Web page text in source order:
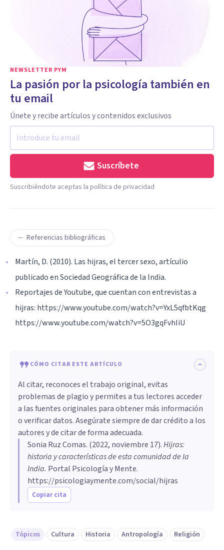
NEWSLETTER PYM
La pasión por la psicología también en
tu email
Únete y recibe artículos y contenidos exclusivos
Suscríbete
Suscribiéndote aceptas la política de privacidad
Referencias bibliográficas
Martín, D. (2010). Las hijras, el tercer sexo, artículio
publicado en Sociedad Geográfica de la India.
Reportajes de Youtube, que cuentan con entrevistas a
hijras: https://www.youtube.com/watch?v=YxL5qfbtKqg
https://www.youtube.com/watch?v=5O3gqFvhIiU
CÓMO CITAR ESTE ARTÍCULO
Al citar, reconoces el trabajo original, evitas
problemas de plagio y permites a tus lectores acceder
a las fuentes originales para obtener más información
o verificar datos. Asegúrate siempre de dar crédito a los
autores y de citar de forma adecuada.
Sonia Ruz Comas. (2022, noviembre 17).Hijras:
historia y características de esta comunidad de la
India. Portal Psicología y Mente.
https://psicologiaymente.com/social/hijras
Copiar cita
Tópicos Cultura Historia Antropología Religión